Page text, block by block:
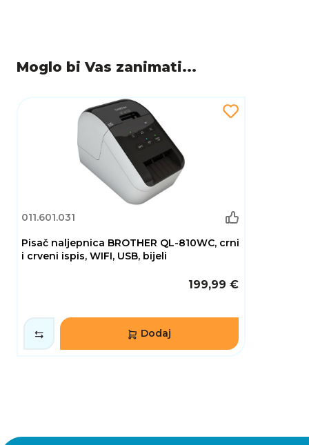
Moglo bi Vas zanimati...
011.601.031
Pisač naljepnica BROTHER QL-810WC, crni
i crveni ispis, WIFI, USB, bijeli
199,99 €
Dodaj